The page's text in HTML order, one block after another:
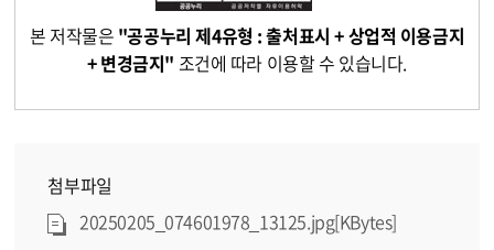
본 저작물은 "공공누리 제4유형 : 출처표시 + 상업적 이용금지
+ 변경금지" 조건에 따라 이용할 수 있습니다.
첨부파일
20250205_074601978_13125.jpg[KBytes]